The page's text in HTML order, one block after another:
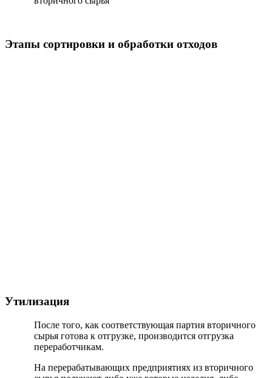
Этапы сортировки и обработки отходов
Утилизация
После того, как соответствующая партия вторичного
сырья готова к отгрузке, производится отгрузка
переработчикам.
На перерабатывающих предприятиях из вторичного